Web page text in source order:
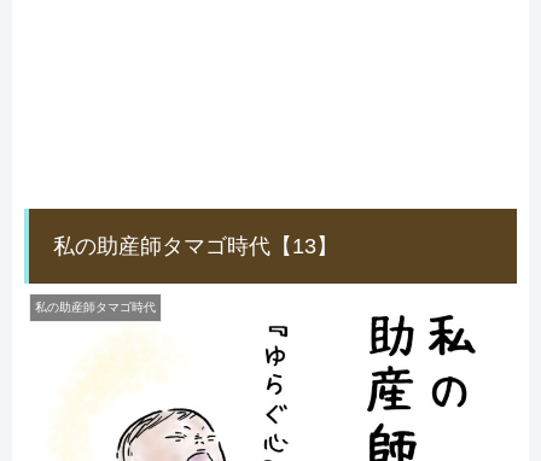
私の助産師タマゴ時代【13】
私の助産師タマゴ時代